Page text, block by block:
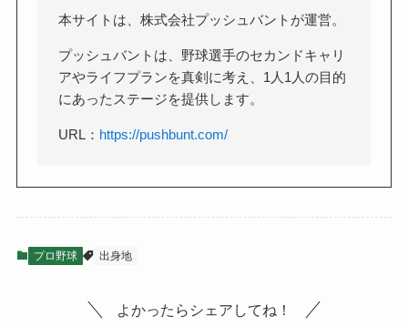
本サイトは、株式会社プッシュバントが運営。
プッシュバントは、野球選手のセカンドキャリ
アやライフプランを真剣に考え、1人1人の目的
にあったステージを提供します。
URL： https://pushbunt.com/
プロ野球 出身地
よかったらシェアしてね！